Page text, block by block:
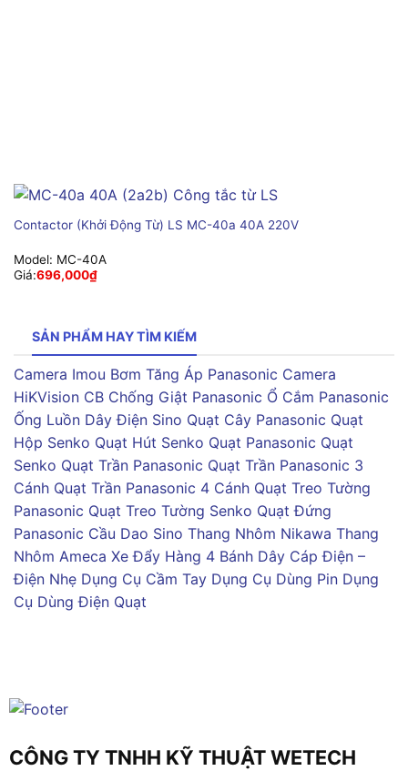
Contactor (Khởi Động Từ) LS MC-40a 40A 220V
Model: MC-40A
Giá:696,000₫
SẢN PHẨM HAY TÌM KIẾM
Camera Imou Bơm Tăng Áp Panasonic Camera
HiKVision CB Chống Giật Panasonic Ổ Cắm Panasonic
Ống Luồn Dây Điện Sino Quạt Cây Panasonic Quạt
Hộp Senko Quạt Hút Senko Quạt Panasonic Quạt
Senko Quạt Trần Panasonic Quạt Trần Panasonic 3
Cánh Quạt Trần Panasonic 4 Cánh Quạt Treo Tường
Panasonic Quạt Treo Tường Senko Quạt Đứng
Panasonic Cầu Dao Sino Thang Nhôm Nikawa Thang
Nhôm Ameca Xe Đẩy Hàng 4 Bánh Dây Cáp Điện –
Điện Nhẹ Dụng Cụ Cầm Tay Dụng Cụ Dùng Pin Dụng
Cụ Dùng Điện Quạt
CÔNG TY TNHH KỸ THUẬT WETECH